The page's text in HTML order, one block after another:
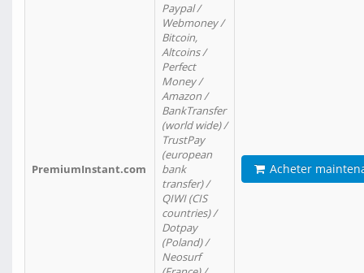
PremiumInstant.com
Paypal /
Webmoney /
Bitcoin,
Altcoins /
Perfect
Money /
Amazon /
BankTransfer
(world wide) /
TrustPay
(european
bank
transfer) /
QIWI (CIS
countries) /
Dotpay
(Poland) /
Neosurf
Acheter